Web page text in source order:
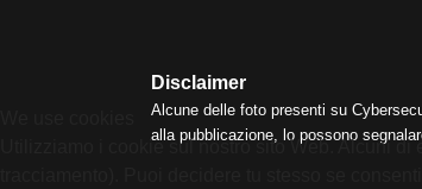
Disclaimer
Alcune delle foto presenti su
alla pubblicazione, lo possono
Utilizziamo i cookie sul nostro sito Web. Alcuni